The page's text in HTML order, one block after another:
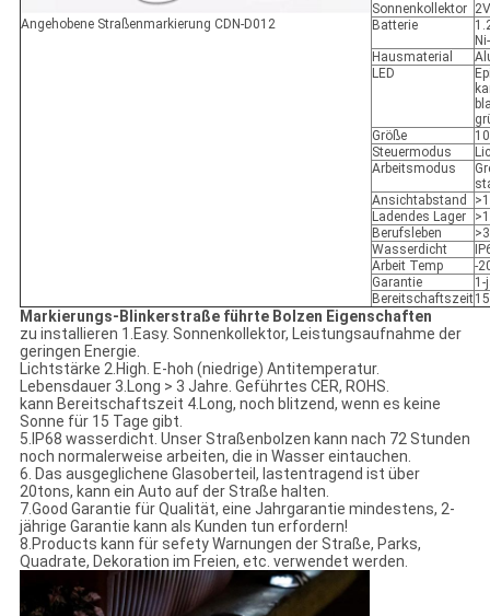
Angehobene Straßenmarkierung CDN-D012
Sonnenkollektor
Batterie
Hausmaterial
LED
Größe
Steuermodus
Arbeitsmodus
Ansichtabstand
Ladendes Lager
Berufsleben
Wasserdicht
Arbeit Temp
-
Garantie
1-
Bereitschaftszeit
Markierungs-Blinkerstraße führte Bolzen Eigenschaften
zu installieren 1.Easy. Sonnenkollektor, Leistungsaufnahme der
geringen Energie.
Lichtstärke 2.High. E-hoh (niedrige) Antitemperatur.
Lebensdauer 3.Long > 3 Jahre. Geführtes CER, ROHS.
kann Bereitschaftszeit 4.Long, noch blitzend, wenn es keine
Sonne für 15 Tage gibt.
5.IP68 wasserdicht. Unser Straßenbolzen kann nach 72 Stunden
noch normalerweise arbeiten, die in Wasser eintauchen.
6. Das ausgeglichene Glasoberteil, lastentragend ist über
20tons, kann ein Auto auf der Straße halten.
7.Good Garantie für Qualität, eine Jahrgarantie mindestens, 2-
jährige Garantie kann als Kunden tun erfordern!
8.Products kann für sefety Warnungen der Straße, Parks,
Quadrate, Dekoration im Freien, etc. verwendet werden.